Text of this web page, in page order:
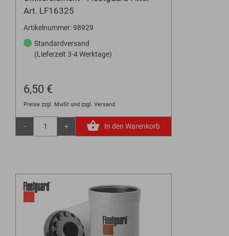
Art. LF16325
Artikelnummer: 98929
Standardversand
(Lieferzeit 3-4 Werktage)
6,50 €
Preise zzgl. MwSt und zzgl. Versand
- + In den Warenkorb